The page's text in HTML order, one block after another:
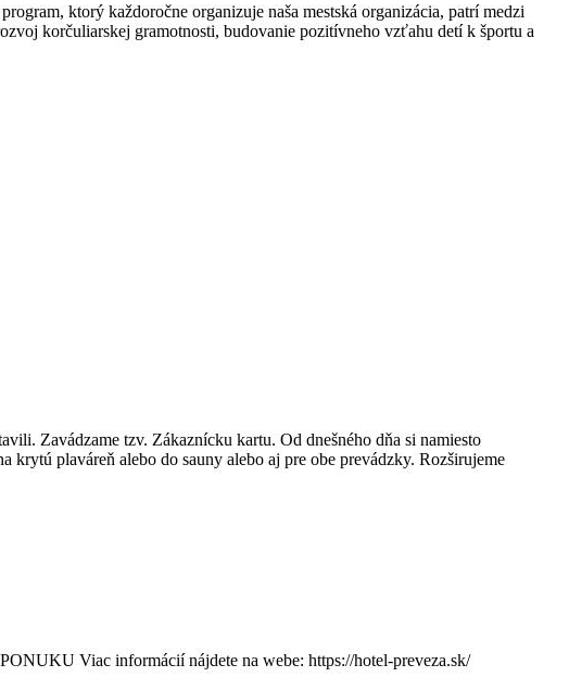
ktorý každoročne organizuje naša mestská organizácia, patrí medzi
korčuliarskej gramotnosti, budovanie pozitívneho vzťahu detí k športu a
Zavádzame tzv. Zákaznícku kartu. Od dnešného dňa si namiesto
plaváreň alebo do sauny alebo aj pre obe prevádzky. Rozširujeme
Viac informácií nájdete na webe: https://hotel-preveza.sk/